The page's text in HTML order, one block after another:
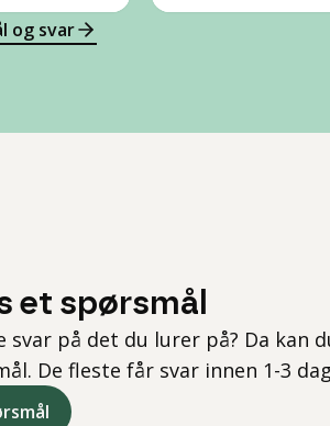
og svar
et spørsmål
svar på det du lurer på? Da kan
De fleste får svar innen 1-3